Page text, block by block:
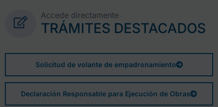
Accede directamente
TRÁMITES DESTACADOS
Solicitud de volante de empadronamiento
Declaración Responsable para Ejecución de Obras